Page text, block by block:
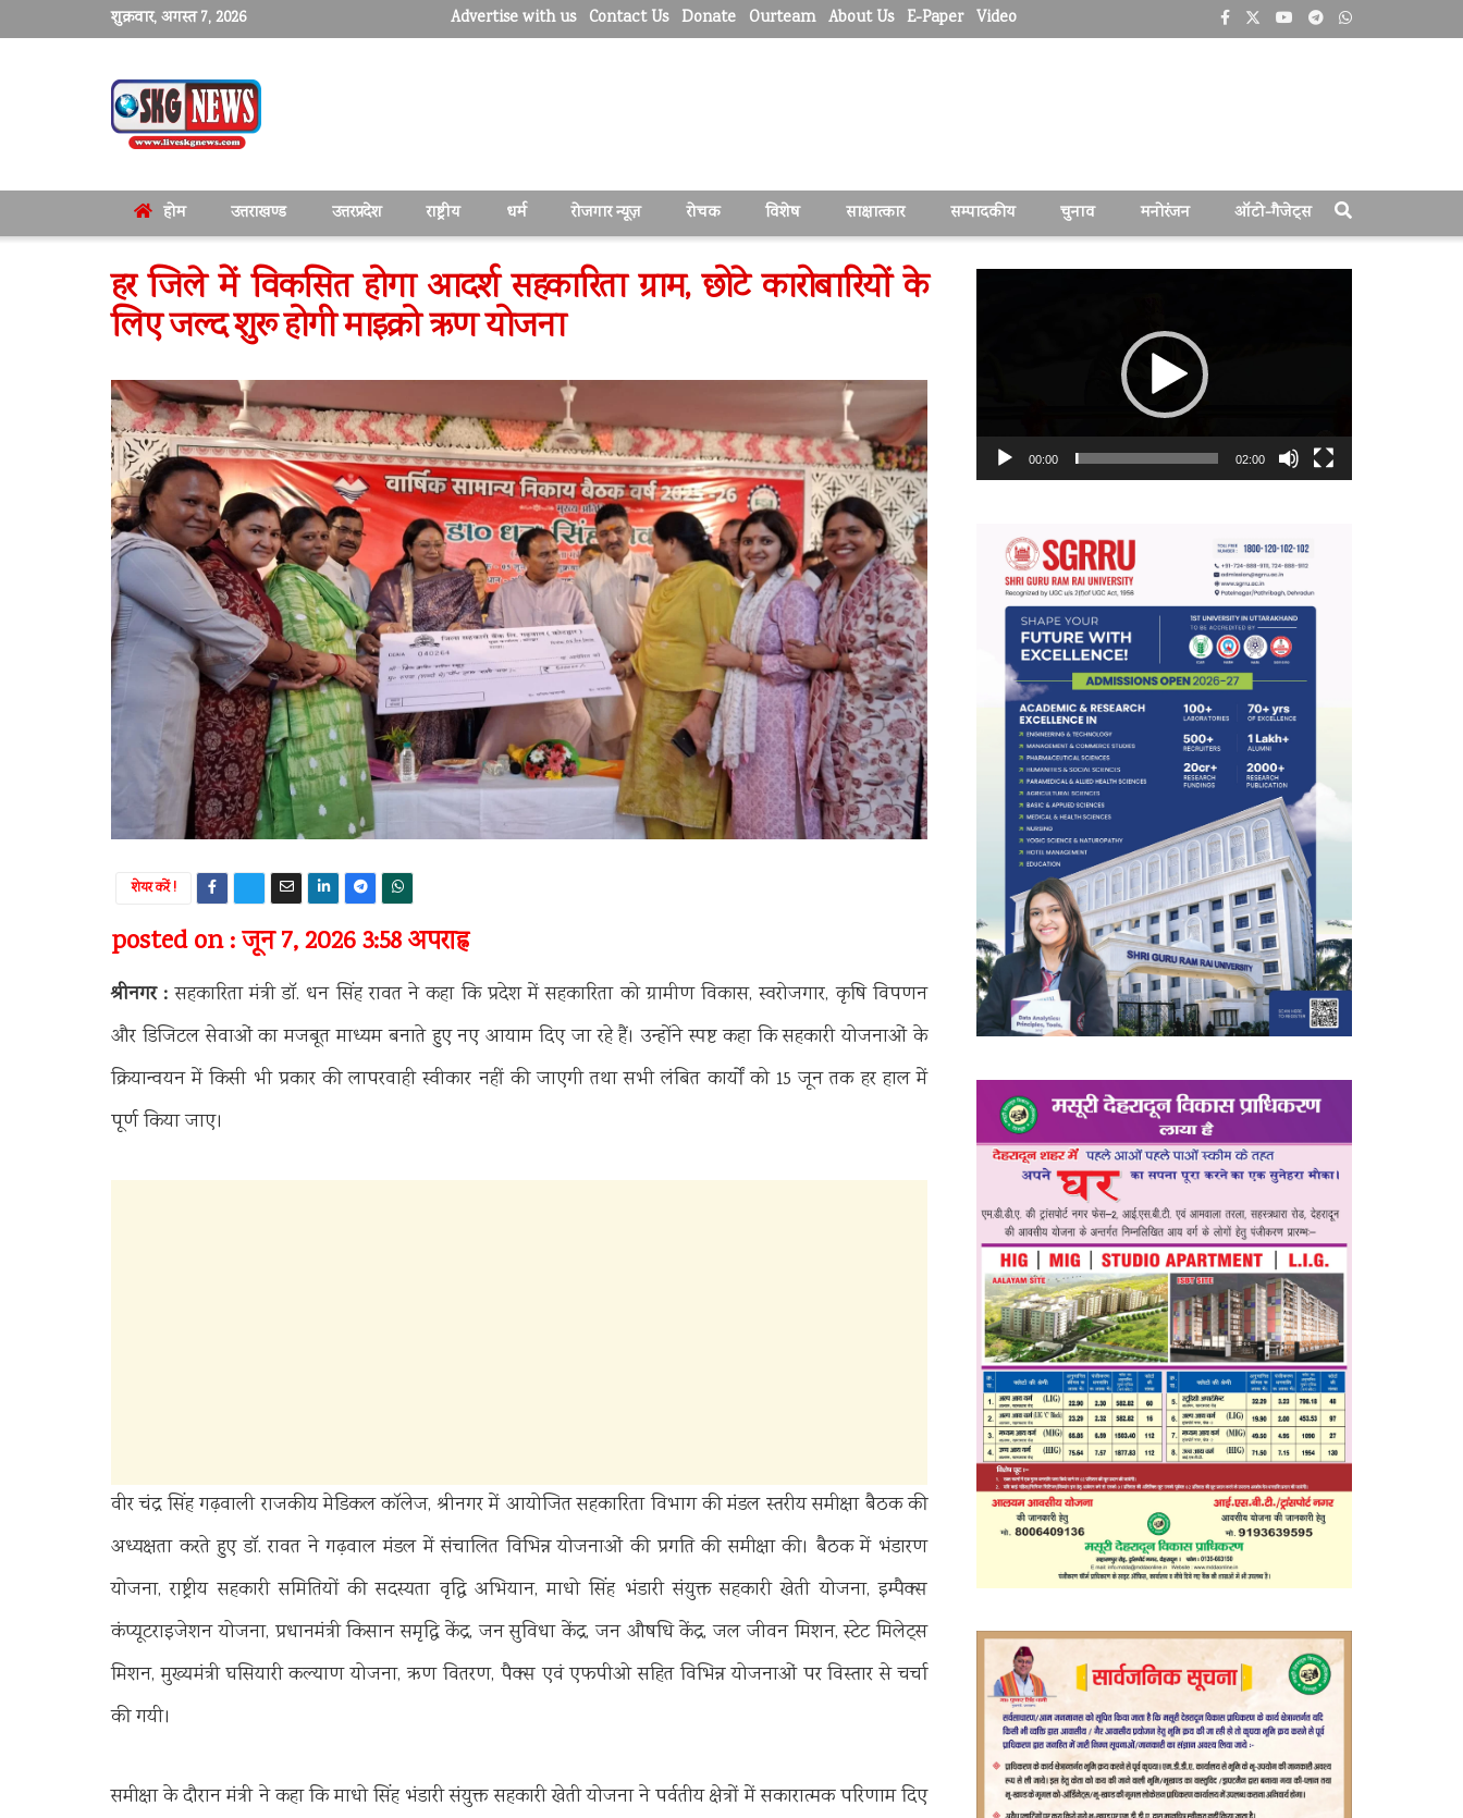
शुक्रवार, अगस्त 7, 2026 Advertise with us Contact Us Donate Ourteam About Us E-Paper Video
होम उत्तराखण्ड उत्तरप्रदेश राष्ट्रीय धर्म रोजगार न्यूज़ रोचक विशेष साक्षात्कार सम्पादकीय चुनाव मनोरंजन ऑटो-गैजेट्स
हर जिले में विकसित होगा आदर्श सहकारिता ग्राम, छोटे कारोबारियों के
लिए जल्द शुरू होगी माइक्रो ऋण योजना
शेयर करें !
posted on : जून 7, 2026 3:58 अपराह्न
श्रीनगर : सहकारिता मंत्री डॉ. धन सिंह रावत ने कहा कि प्रदेश में सहकारिता को ग्रामीण विकास, स्वरोजगार, कृषि विपणन
और डिजिटल सेवाओं का मजबूत माध्यम बनाते हुए नए आयाम दिए जा रहे हैं। उन्होंने स्पष्ट कहा कि सहकारी योजनाओं के
क्रियान्वयन में किसी भी प्रकार की लापरवाही स्वीकार नहीं की जाएगी तथा सभी लंबित कार्यों को 15 जून तक हर हाल में
पूर्ण किया जाए।
वीर चंद्र सिंह गढ़वाली राजकीय मेडिकल कॉलेज, श्रीनगर में आयोजित सहकारिता विभाग की मंडल स्तरीय समीक्षा बैठक की
अध्यक्षता करते हुए डॉ. रावत ने गढ़वाल मंडल में संचालित विभिन्न योजनाओं की प्रगति की समीक्षा की। बैठक में भंडारण
योजना, राष्ट्रीय सहकारी समितियों की सदस्यता वृद्धि अभियान, माधो सिंह भंडारी संयुक्त सहकारी खेती योजना, इम्पैक्स
कंप्यूटराइजेशन योजना, प्रधानमंत्री किसान समृद्धि केंद्र, जन सुविधा केंद्र, जन औषधि केंद्र, जल जीवन मिशन, स्टेट मिलेट्स
मिशन, मुख्यमंत्री घसियारी कल्याण योजना, ऋण वितरण, पैक्स एवं एफपीओ सहित विभिन्न योजनाओं पर विस्तार से चर्चा
की गयी।
समीक्षा के दौरान मंत्री ने कहा कि माधो सिंह भंडारी संयुक्त सहकारी खेती योजना ने पर्वतीय क्षेत्रों में सकारात्मक परिणाम दिए
00:00 02:00